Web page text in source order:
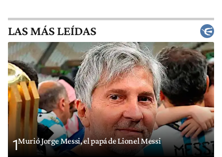
LAS MÁS LEÍDAS
1Murió Jorge Messi, el papá de Lionel Messi